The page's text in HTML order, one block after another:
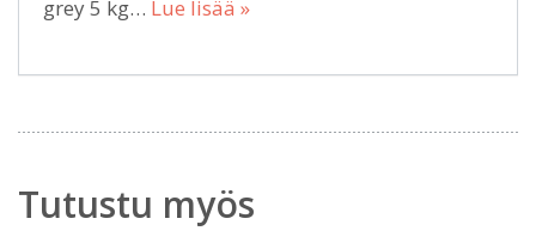
grey 5 kg… Lue lisää »
Tutustu myös